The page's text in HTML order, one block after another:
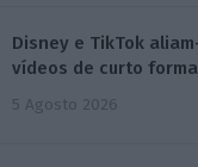
Disney e TikTok
vídeos de curto
5 Agosto 2026